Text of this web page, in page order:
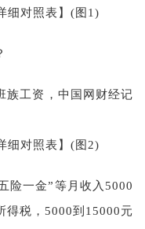
族工资，中国网财经记
险一金”等月收入5000
得税，5000到15000元